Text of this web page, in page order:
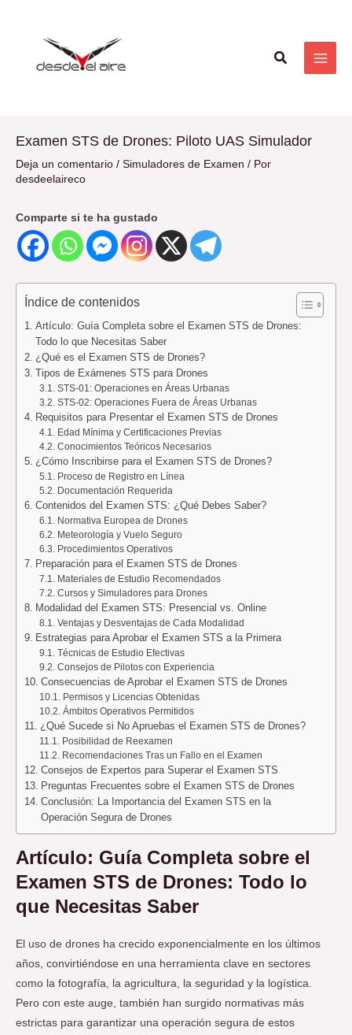
Buscar
Examen STS de Drones: Piloto UAS Simulador
Deja un comentario / Simuladores de Examen / Por
desdeelaireco
Comparte si te ha gustado
Índice de contenidos
Artículo: Guía Completa sobre el Examen STS de Drones:
Todo lo que Necesitas Saber
¿Qué es el Examen STS de Drones?
Tipos de Exámenes STS para Drones
STS-01: Operaciones en Áreas Urbanas
STS-02: Operaciones Fuera de Áreas Urbanas
Requisitos para Presentar el Examen STS de Drones
Edad Mínima y Certificaciones Previas
Conocimientos Teóricos Necesarios
¿Cómo Inscribirse para el Examen STS de Drones?
Proceso de Registro en Línea
Documentación Requerida
Contenidos del Examen STS: ¿Qué Debes Saber?
Normativa Europea de Drones
Meteorología y Vuelo Seguro
Procedimientos Operativos
Preparación para el Examen STS de Drones
Materiales de Estudio Recomendados
Cursos y Simuladores para Drones
Modalidad del Examen STS: Presencial vs. Online
Ventajas y Desventajas de Cada Modalidad
Estrategias para Aprobar el Examen STS a la Primera
Técnicas de Estudio Efectivas
Consejos de Pilotos con Experiencia
Consecuencias de Aprobar el Examen STS de Drones
Permisos y Licencias Obtenidas
Ámbitos Operativos Permitidos
¿Qué Sucede si No Apruebas el Examen STS de Drones?
Posibilidad de Reexamen
Recomendaciones Tras un Fallo en el Examen
Consejos de Expertos para Superar el Examen STS
Preguntas Frecuentes sobre el Examen STS de Drones
Conclusión: La Importancia del Examen STS en la
Operación Segura de Drones
Artículo: Guía Completa sobre el
Examen STS de Drones: Todo lo
que Necesitas Saber
El uso de drones ha crecido exponencialmente en los últimos
años, convirtiéndose en una herramienta clave en sectores
como la fotografía, la agricultura, la seguridad y la logística.
Pero con este auge, también han surgido normativas más
estrictas para garantizar una operación segura de estos
entradas